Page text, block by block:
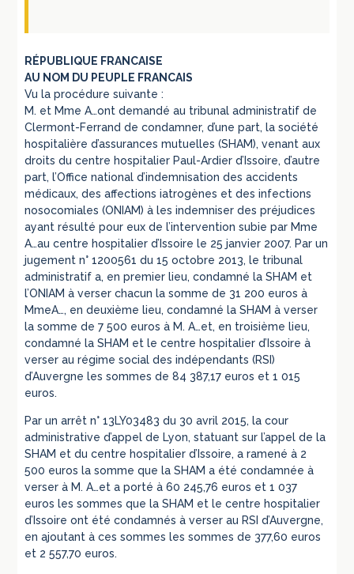
RÉPUBLIQUE FRANCAISE
AU NOM DU PEUPLE FRANCAIS
Vu la procédure suivante :
M. et Mme A…ont demandé au tribunal administratif de
Clermont-Ferrand de condamner, d’une part, la société
hospitalière d’assurances mutuelles (SHAM), venant aux
droits du centre hospitalier Paul-Ardier d’Issoire, d’autre
part, l’Office national d’indemnisation des accidents
médicaux, des affections iatrogènes et des infections
nosocomiales (ONIAM) à les indemniser des préjudices
ayant résulté pour eux de l’intervention subie par Mme
A…au centre hospitalier d’Issoire le 25 janvier 2007. Par un
jugement n° 1200561 du 15 octobre 2013, le tribunal
administratif a, en premier lieu, condamné la SHAM et
l’ONIAM à verser chacun la somme de 31 200 euros à
MmeA…, en deuxième lieu, condamné la SHAM à verser
la somme de 7 500 euros à M. A…et, en troisième lieu,
condamné la SHAM et le centre hospitalier d’Issoire à
verser au régime social des indépendants (RSI)
d’Auvergne les sommes de 84 387,17 euros et 1 015
euros.
Par un arrêt n° 13LY03483 du 30 avril 2015, la cour
administrative d’appel de Lyon, statuant sur l’appel de la
SHAM et du centre hospitalier d’Issoire, a ramené à 2
500 euros la somme que la SHAM a été condamnée à
verser à M. A…et a porté à 60 245,76 euros et 1 037
euros les sommes que la SHAM et le centre hospitalier
d’Issoire ont été condamnés à verser au RSI d’Auvergne,
en ajoutant à ces sommes les sommes de 377,60 euros
et 2 557,70 euros.